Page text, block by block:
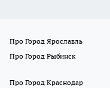
Про Город Ярославль
Про Город Рыбинск
Про Город Краснодар